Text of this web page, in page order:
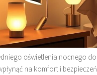
oświetlenia nocnego
na komfort i